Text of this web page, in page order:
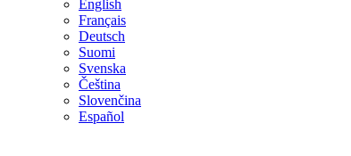
English
Français
Deutsch
Suomi
Svenska
Čeština
Slovenčina
Español